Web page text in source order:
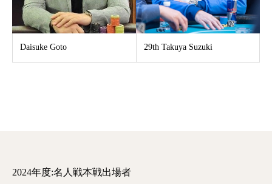
Daisuke Goto 29th Takuya Suzuki
2024年度:名人戦本戦出場者